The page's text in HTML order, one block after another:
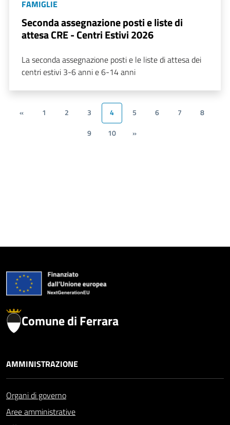
FAMIGLIE
Seconda assegnazione posti e liste di
attesa CRE - Centri Estivi 2026
La seconda assegnazione posti e le liste di attesa dei
centri estivi 3-6 anni e 6-14 anni
« 1 2 3 4 5 6 7
8
9
10 »
Comune di Ferrara
AMMINISTRAZIONE
Organi di governo
Aree amministrative